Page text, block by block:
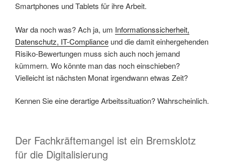
Smartphones und Tablets für ihre Arbeit.
War da noch was? Ach ja, um Informationssicherheit,
Datenschutz, IT-Compliance und die damit einhergehenden
Risiko-Bewertungen muss sich auch noch jemand
kümmern. Wo könnte man das noch einschieben?
Vielleicht ist nächsten Monat irgendwann etwas Zeit?
Kennen Sie eine derartige Arbeitssituation? Wahrscheinlich.
Der Fachkräftemangel ist ein Bremsklotz
für die Digitalisierung